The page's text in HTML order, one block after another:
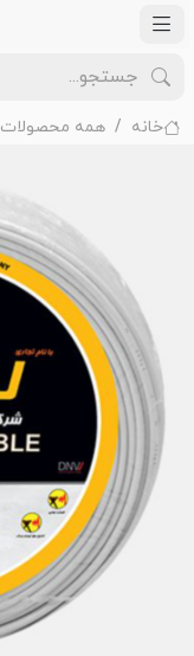
خانه همه محصولات